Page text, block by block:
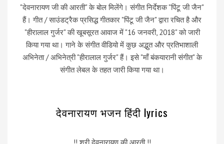
"देवनारायण जी की आरती" के बोल मिलेंगे। संगीत निर्देशक "पिंटू जी जैन"
हैं। गीत / साउंडट्रैक प्रसिद्ध गीतकार "पिंटू जी जैन" द्वारा रचित है और
"हीरालाल गुर्जर" की खूबसूरत आवाज में "16 जनवरी, 2018" को जारी
किया गया था। गाने के संगीत वीडियो में कुछ अद्भुत और प्रतिभाशाली
अभिनेता / अभिनेत्री "हीरालाल गुर्जर" हैं। इसे "माँ बंकयारानी संगीत" के
संगीत लेबल के तहत जारी किया गया था।
देवनारायण भजन हिंदी lyrics